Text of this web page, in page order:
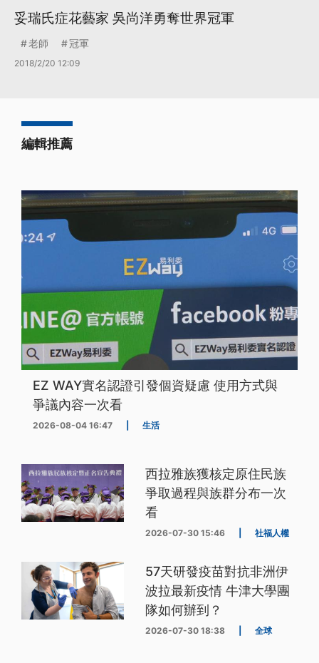
妥瑞氏症花藝家 吳尚洋勇奪世界冠軍
老師 冠軍
2018/2/20 12:09
編輯推薦
EZ WAY實名認證引發個資疑慮 使用方式與
爭議內容一次看
2026-08-04 16:47 生活
西拉雅族獲核定原住民族
爭取過程與族群分布一次
看
2026-07-30 15:46 社福人權
57天研發疫苗對抗非洲伊
波拉最新疫情 牛津大學團
隊如何辦到？
2026-07-30 18:38 全球